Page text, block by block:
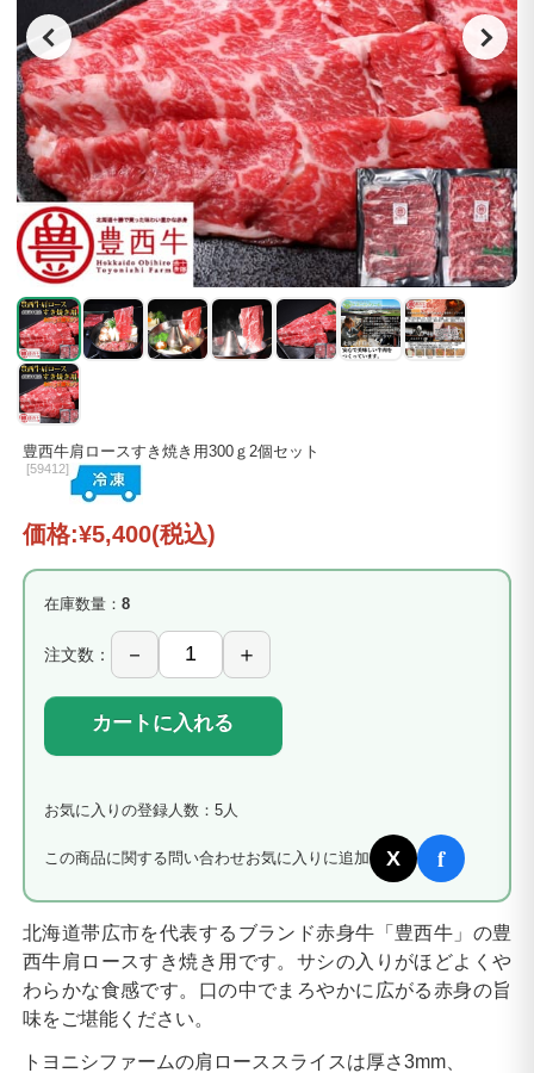
豊西牛肩ロースすき焼き用300ｇ2個セット
[59412]
価格:¥5,400(税込)
在庫数量： 8
注文数：
カートに入れる
お気に入りの登録人数：5人
この商品に関する問い合わせお気に入りに追加 X f
北海道帯広市を代表するブランド赤身牛「豊西牛」の豊
西牛肩ロースすき焼き用です。サシの入りがほどよくや
わらかな食感です。口の中でまろやかに広がる赤身の旨
味をご堪能ください。
トヨニシファームの肩ローススライスは厚さ3mm、